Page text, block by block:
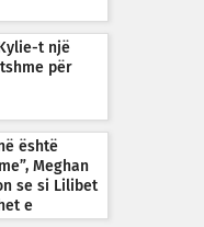
t një
për
është
Meghan
se si Lilibet
e